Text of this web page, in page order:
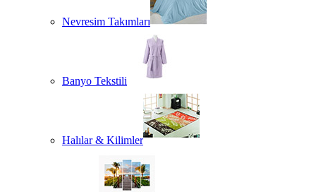
Nevresim Takımları
Banyo Tekstili
Halılar & Kilimler